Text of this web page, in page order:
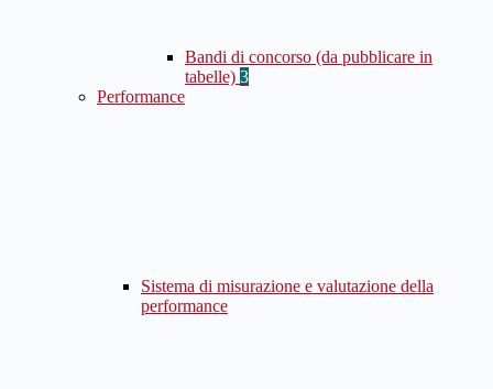
Bandi di concorso (da pubblicare in
tabelle) 3
Performance
Sistema di misurazione e valutazione della
performance